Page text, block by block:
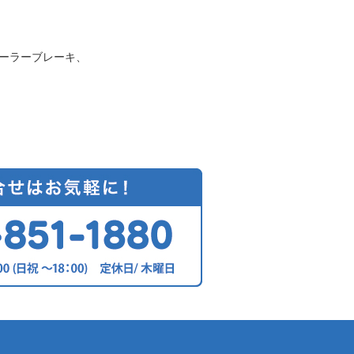
ーブレーキ、